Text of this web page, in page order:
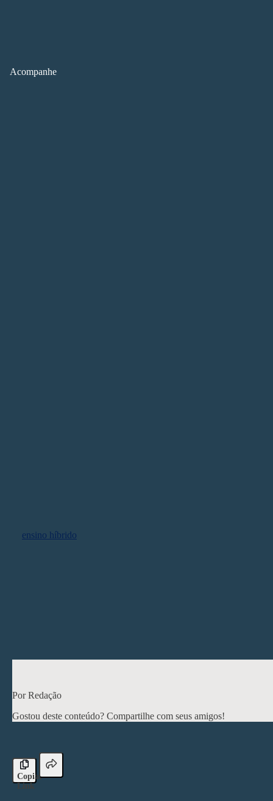
Acompanhe
ensino híbrido
Por Redação
Gostou deste conteúdo? Compartilhe com seus amigos!
Copiar
Link